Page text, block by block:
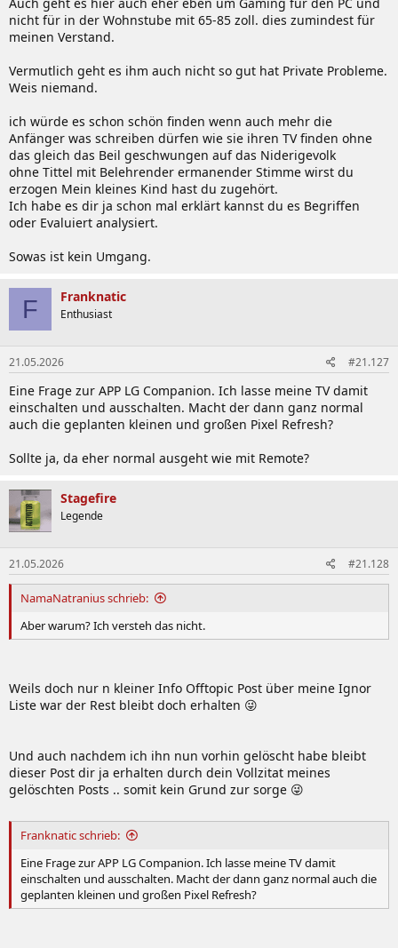
nicht für in der Wohnstube mit 65-85 zoll. dies zumindest für
meinen Verstand.
Vermutlich geht es ihm auch nicht so gut hat Private Probleme.
Weis niemand.
ich würde es schon schön finden wenn auch mehr die
Anfänger was schreiben dürfen wie sie ihren TV finden ohne
das gleich das Beil geschwungen auf das Niderigevolk
ohne Tittel mit Belehrender ermanender Stimme wirst du
erzogen Mein kleines Kind hast du zugehört.
Ich habe es dir ja schon mal erklärt kannst du es Begriffen
oder Evaluiert analysiert.
Sowas ist kein Umgang.
F Franknatic
Enthusiast
21.05.2026 #21.127
Eine Frage zur APP LG Companion. Ich lasse meine TV damit
einschalten und ausschalten. Macht der dann ganz normal
auch die geplanten kleinen und großen Pixel Refresh?
Sollte ja, da eher normal ausgeht wie mit Remote?
Stagefire
Legende
21.05.2026 #21.128
NamaNatranius schrieb:
Aber warum? Ich versteh das nicht.
Weils doch nur n kleiner Info Offtopic Post über meine Ignor
Liste war der Rest bleibt doch erhalten 😜
Und auch nachdem ich ihn nun vorhin gelöscht habe bleibt
dieser Post dir ja erhalten durch dein Vollzitat meines
gelöschten Posts .. somit kein Grund zur sorge 😜
Franknatic schrieb:
Eine Frage zur APP LG Companion. Ich lasse meine TV damit
einschalten und ausschalten. Macht der dann ganz normal auch die
geplanten kleinen und großen Pixel Refresh?